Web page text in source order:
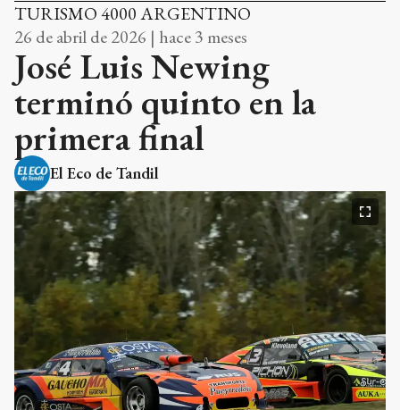
TURISMO 4000 ARGENTINO
26 de abril de 2026 | hace 3 meses
José Luis Newing
terminó quinto en la
primera final
El Eco de Tandil